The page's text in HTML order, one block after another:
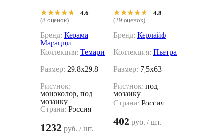
й микс синий ма
товый 29.8x29.8
★★★★★
★★★★★
4.6
(8 оценок)
Бренд: Керама
Марацци
Коллекция: Темари
Размер: 29.8x29.8
Рисунок:
моноколор, под
мозаику
Страна: Россия
1232 руб. / шт.
★★★★★
★★★★★
4.8
(29 оценок)
Бренд: Керлайф
Коллекция: Пьетра
Размер: 7,5x63
Рисунок: под
мозаику
Страна: Россия
402 руб. / шт.